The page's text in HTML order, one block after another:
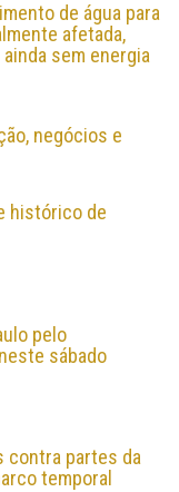
de água para
afetada,
sem energia
negócios e
histórico de
pelo
sábado
contra partes da
temporal